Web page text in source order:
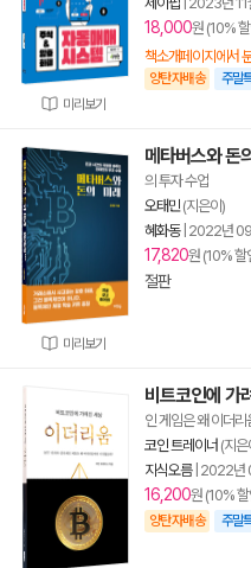
미리보기
18,000원 (10%
책소개페이지에서
양탄자배송 주말
미리보기
메타버스와 돈
의 투자 수업
오태민(지은이)
혜화동| 2022년
17,820원 (10%
절판
비트코인에 가
인 게임은 왜 이더
코인 트레이너 (지은
지식오름| 2022년
16,200원 (10%
양탄자배송 주말